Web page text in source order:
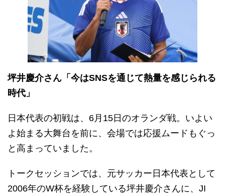
坪井慶介さん「今はSNSを通じて熱量を感じられる
時代」
日本代表の初戦は、6月15日のオランダ戦。いよい
よ始まる大舞台を前に、会場では応援ムードもぐっ
と高まっていました。
トークセッションでは、元サッカー日本代表として
2006年のW杯を経験している坪井慶介さんに、JI